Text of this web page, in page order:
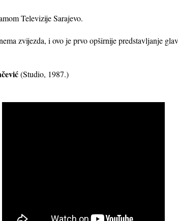
Televizije Sarajevo.
zvijezda, i ovo je prvo opširnije predstavljanje
(Studio, 1987.)